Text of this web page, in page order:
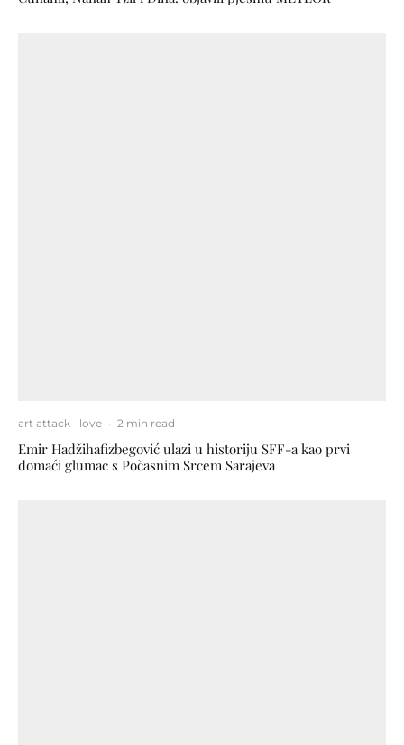
art attack love · 2 min read
Emir Hadžihafizbegović ulazi u historiju SFF-a kao prvi
domaći glumac s Počasnim Srcem Sarajeva